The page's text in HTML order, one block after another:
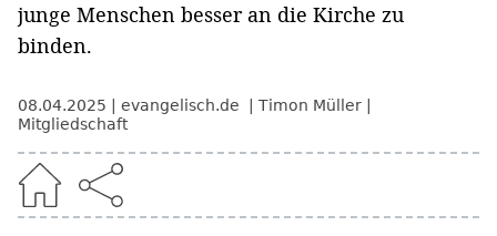
junge Menschen besser an die Kirche zu
binden.
08.04.2025 evangelisch.de
Timon Müller
Mitgliedschaft